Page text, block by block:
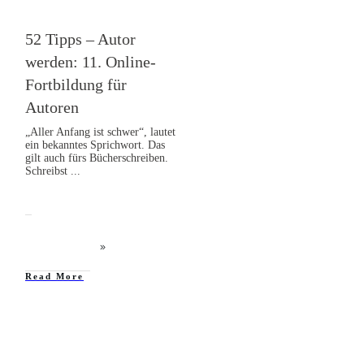
52 Tipps – Autor
werden: 11. Online-
Fortbildung für
Autoren
„Aller Anfang ist schwer“, lautet
ein bekanntes Sprichwort. Das
gilt auch fürs Bücherschreiben.
Schreibst
Read More